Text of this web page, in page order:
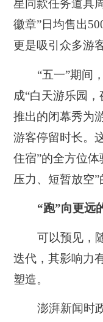
星同款任务道具
徽章”日均售出
更是吸引众多游
“五一”期间
成“白天游乐园
推出的闭幕秀为
游客停留时长。
住宿”的全方位
压力、短暂放空”
“跑”向更远
可以预见，
迭代，其影响力
塑造。
澎湃新闻时